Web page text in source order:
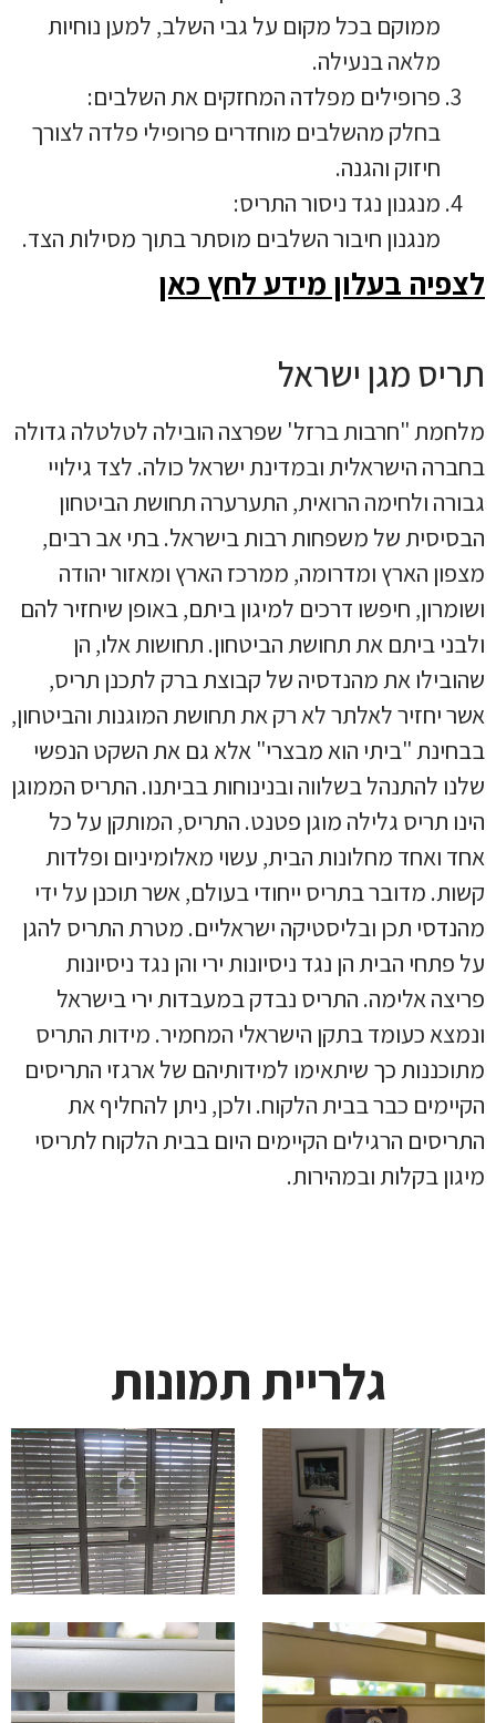
ממוקם בכל מקום על גבי השלב, למען נוחיות
מלאה בנעילה.
פרופילים מפלדה המחזקים את השלבים:
בחלק מהשלבים מוחדרים פרופילי פלדה לצורך
חיזוק והגנה.
מנגנון נגד ניסור התריס:
מנגנון חיבור השלבים מוסתר בתוך מסילות הצד.
לצפיה בעלון מידע לחץ כאן
תריס מגן ישראל
מלחמת "חרבות ברזל' שפרצה הובילה לטלטלה גדולה
בחברה הישראלית ובמדינת ישראל כולה. לצד גילויי
גבורה ולחימה הרואית, התערערה תחושת הביטחון
הבסיסית של משפחות רבות בישראל. בתי אב רבים,
מצפון הארץ ומדרומה, ממרכז הארץ ומאזור יהודה
ושומרון, חיפשו דרכים למיגון ביתם, באופן שיחזיר להם
ולבני ביתם את תחושת הביטחון. תחושות אלו, הן
שהובילו את מהנדסיה של קבוצת ברק לתכנן תריס,
אשר יחזיר לאלתר לא רק את תחושת המוגנות והביטחון,
בבחינת "ביתי הוא מבצרי" אלא גם את השקט הנפשי
שלנו להתנהל בשלווה ובנינוחות בביתנו. התריס הממוגן
הינו תריס גלילה מוגן פטנט. התריס, המותקן על כל
אחד ואחד מחלונות הבית, עשוי מאלומיניום ופלדות
קשות. מדובר בתריס ייחודי בעולם, אשר תוכנן על ידי
מהנדסי תכן ובליסטיקה ישראליים. מטרת התריס להגן
על פתחי הבית הן נגד ניסיונות ירי והן נגד ניסיונות
פריצה אלימה. התריס נבדק במעבדות ירי בישראל
ונמצא כעומד בתקן הישראלי המחמיר. מידות התריס
מתוכננות כך שיתאימו למידותיהם של ארגזי התריסים
הקיימים כבר בבית הלקוח. ולכן, ניתן להחליף את
התריסים הרגילים הקיימים היום בבית הלקוח לתריסי
מיגון בקלות ובמהירות.
גלריית תמונות